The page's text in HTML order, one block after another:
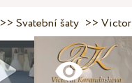
>>Svatební šaty >>